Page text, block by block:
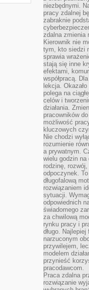
niezbędnymi.
pracy zdalnej
zabraknie
zdalna zmienia
Kierownik nie
tym, kto siedzi
sprawia
stają się inne
efektami,
współpracą.
lekcja.
polega na
celów i
działania.
pracowników
możliwość
kluczowych
Nie chodzi
rozumienie
a prywatnym.
wielu godzin
rodzinę,
odpoczynek.
długofalową
rozwiązaniem
sytuacji.
odpowiednich
świadomego
za chwilową
rynku pracy i
długo.
narzuconym
przywilejem,
modelem
przynieść
pracodawcom.
Praca zdalna
rozwiązanie